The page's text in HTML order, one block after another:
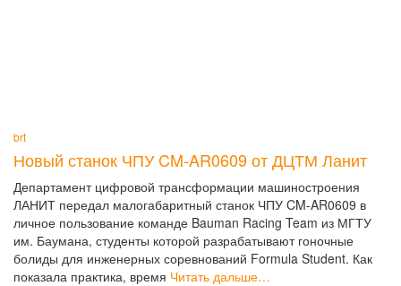
brt
Новый станок ЧПУ CM-AR0609 от ДЦТМ Ланит
Департамент цифровой трансформации машиностроения
ЛАНИТ передал малогабаритный станок ЧПУ CM-AR0609 в
личное пользование команде Bauman Racing Team из МГТУ
им. Баумана, студенты которой разрабатывают гоночные
болиды для инженерных соревнований Formula Student. Как
показала практика, время Читать дальше…